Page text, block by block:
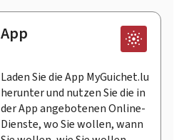
App
Laden Sie die App MyGuichet.lu
herunter und nutzen Sie die in
der App angebotenen Online-
Dienste, wo Sie wollen, wann